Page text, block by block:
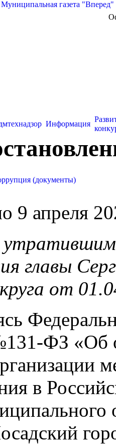
Муниципальная газета "Вперед"
Информация
(документы)
9 апреля
утратившим
главы
от
ФЗ «Об
в